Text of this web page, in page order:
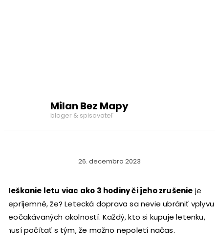
Milan Bez Mapy
bloger & spisovateľ
26. decembra 2023
Meškanie letu viac ako 3 hodiny či jeho zrušenie je
nepríjemné, že? Letecká doprava sa nevie ubrániť vplyvu
neočakávaných okolností. Každý, kto si kupuje letenku,
musí počítať s tým, že možno nepoletí načas.